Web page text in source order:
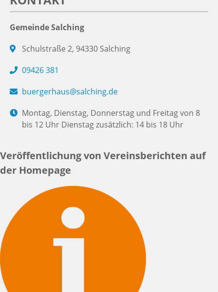
Gemeinde Salching
Schulstraße 2, 94330 Salching
09426 381
buergerhaus@salching.de
Montag, Dienstag, Donnerstag und Freitag von 8
bis 12 Uhr Dienstag zusätzlich: 14 bis 18 Uhr
Veröffentlichung von Vereinsberichten auf
der Homepage